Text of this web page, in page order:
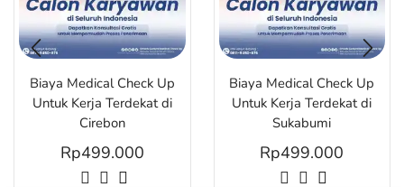
Biaya Medical Check Up
Untuk Kerja Terdekat di
Cirebon
Rp499.000
Biaya Medical Check Up
Untuk Kerja Terdekat di
Sukabumi
Rp499.000